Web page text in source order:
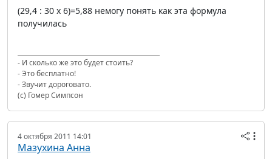
(29,4 : 30 х 6)=5,88 немогу понять как эта формула
получилась
- И сколько же это будет стоить?
- Это бесплатно!
- Звучит дороговато.
(с) Гомер Симпсон
4 октября 2011 14:01
Мазухина Анна